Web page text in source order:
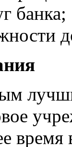
банка;
время